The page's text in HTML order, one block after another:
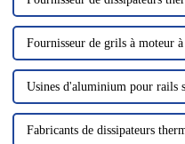
Fournisseur de grils à moteur
Usines d'aluminium pour rails
Fabricants de dissipateurs